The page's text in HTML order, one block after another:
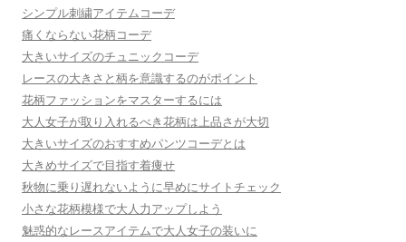
シンプル刺繍アイテムコーデ
痛くならない花柄コーデ
大きいサイズのチュニックコーデ
レースの大きさと柄を意識するのがポイント
花柄ファッションをマスターするには
大人女子が取り入れるべき花柄は上品さが大切
大きいサイズのおすすめパンツコーデとは
大きめサイズで目指す着痩せ
秋物に乗り遅れないように早めにサイトチェック
小さな花柄模様で大人力アップしよう
魅惑的なレースアイテムで大人女子の装いに